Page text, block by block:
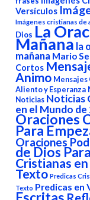
Versículos
Imágenes cristianas de
Dios La
Mañana la
mañana Mario
Cortos
Animo Mensajes
Aliento y Esperanza
Noticias Noticias
en el Mundo de
Oraciones
Para
Oraciones
de Dios
Cristianas
Texto Predicas
Texto Predicas en